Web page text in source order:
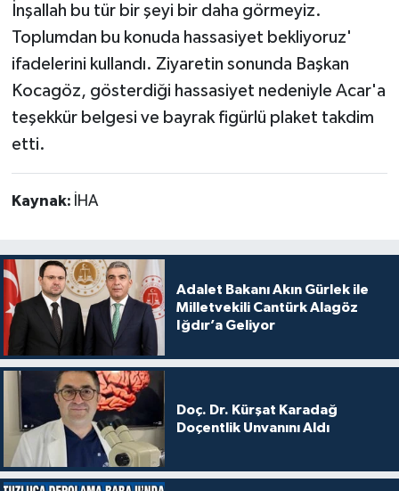
İnşallah bu tür bir şeyi bir daha görmeyiz.
Toplumdan bu konuda hassasiyet bekliyoruz'
ifadelerini kullandı. Ziyaretin sonunda Başkan
Kocagöz, gösterdiği hassasiyet nedeniyle Acar'a
teşekkür belgesi ve bayrak figürlü plaket takdim
etti.
Kaynak: İHA
Adalet Bakanı Akın Gürlek ile
Milletvekili Cantürk Alagöz
Iğdır’a Geliyor
Doç. Dr. Kürşat Karadağ
Doçentlik Unvanını Aldı